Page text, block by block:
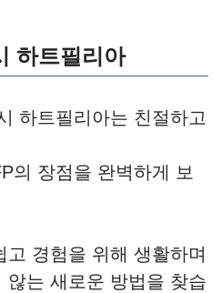
하트필리아
하트필리아는 친절하고
의 장점을 완벽하게 보
경험을 위해 생활하며
않는 새로운 방법을 찾습